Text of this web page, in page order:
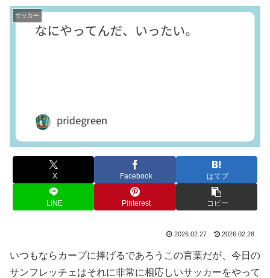
サッカー
X Facebook はてブ
LINE Pinterest コピー
2026.02.27 2026.02.28
いつもならカープに捧げるであろうこの言葉だが、今日の
サンフレッチェはそれに非常に相応しいサッカーをやって